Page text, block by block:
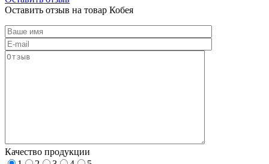
Оставить отзыв на товар Кобея
Качество продукции